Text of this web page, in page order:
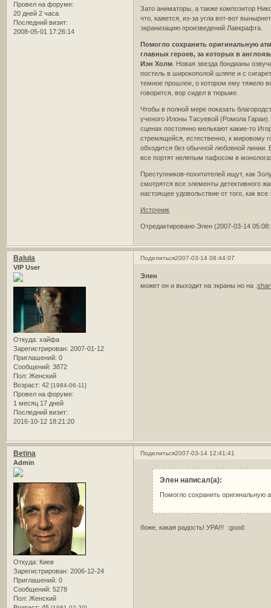
Провел на форуме:
20 дней 2 часа
Последний визит:
2008-05-01 17:26:14
Зато аниматоры, а также композитор
что, кажется, из-за угла вот-вот
экранизацию произведений Лавкрафта.
Помогло сохранить оригинальную
главных героев, за которых в
Иэн Холм . Новая звезда бондианы
постель в широкополой шляпе и с
темное прошлое, о котором ему тяжело
говорится, вор сидел в тюрьме.
Чтобы в полной мере показать
ученого Илоны Тасуевой (Ромола Гараи).
сценах постоянно мелькают какие-то
стремящейся, естественно, к мировому
обходится без обычной любовной линии.
все портят нелепым пафосом в
Преступников-похитителей ищут, как
смотрятся все элементы детективного
настоящее удовольствие от того, как все
Источник
Отредактировано Элен (2007-03-14
Поделиться2007-03-14 08:44:07
Balula
VIP User
Откуда: хайфа
Зарегистрирован: 2007-01-12
Приглашений: 0
Сообщений: 3872
Пол: Женский
Возраст: 42 [1984-06-11]
Провел на форуме:
1 месяц 17 дней
Последний визит:
2016-10-12 18:21:20
Элен
может он и выходит на экраны но на .
Поделиться2007-03-14 12:41:41
Betina
Admin
Откуда: Киев
Зарегистрирован: 2006-12-24
Приглашений: 0
Сообщений: 5278
Пол: Женский
Элен написал(а):
Помогло сохранить оригинальную
боже, какая радость! УРА!!! :good: